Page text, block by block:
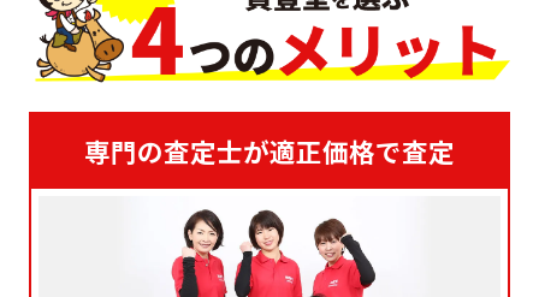
専門の査定士が適正価格で査定